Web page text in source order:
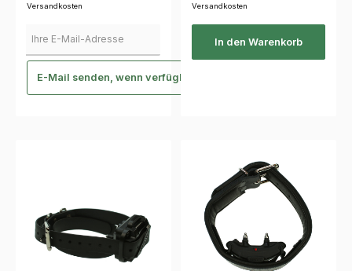
Versandkosten
E-Mail senden, wenn verfügbar
Versandkosten
In den Warenkorb